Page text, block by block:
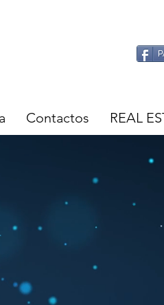
Contactos REAL